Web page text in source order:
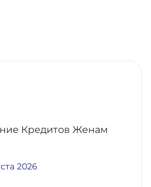
Кредитов Женам
2026